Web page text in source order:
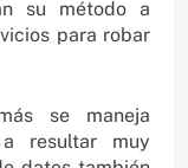
su método a
para robar
se maneja
resultar muy